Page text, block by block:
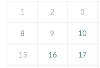
1 2 3
8 9 10
15 16 17